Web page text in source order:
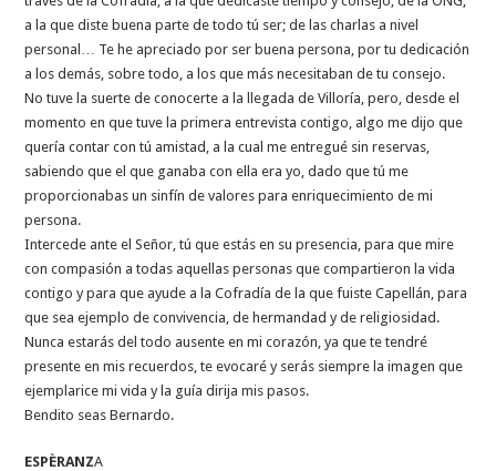
a la que diste buena parte de todo tú ser; de las charlas a nivel
personal… Te he apreciado por ser buena persona, por tu dedicación
a los demás, sobre todo, a los que más necesitaban de tu consejo.
No tuve la suerte de conocerte a la llegada de Villoría, pero, desde el
momento en que tuve la primera entrevista contigo, algo me dijo que
quería contar con tú amistad, a la cual me entregué sin reservas,
sabiendo que el que ganaba con ella era yo, dado que tú me
proporcionabas un sinfín de valores para enriquecimiento de mi
persona.
Intercede ante el Señor, tú que estás en su presencia, para que mire
con compasión a todas aquellas personas que compartieron la vida
contigo y para que ayude a la Cofradía de la que fuiste Capellán, para
que sea ejemplo de convivencia, de hermandad y de religiosidad.
Nunca estarás del todo ausente en mi corazón, ya que te tendré
presente en mis recuerdos, te evocaré y serás siempre la imagen que
ejemplarice mi vida y la guía dirija mis pasos.
Bendito seas Bernardo.
ESPÈRANZA